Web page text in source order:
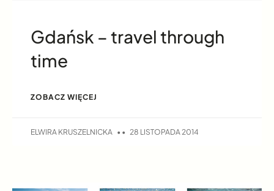
Gdańsk – travel through
time
ZOBACZ WIĘCEJ
ELWIRA KRUSZELNICKA 28 LISTOPADA 2014